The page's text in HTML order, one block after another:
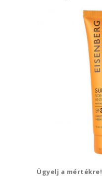
Ügyelj a mértékre!